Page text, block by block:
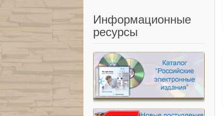
Информационные
ресурсы